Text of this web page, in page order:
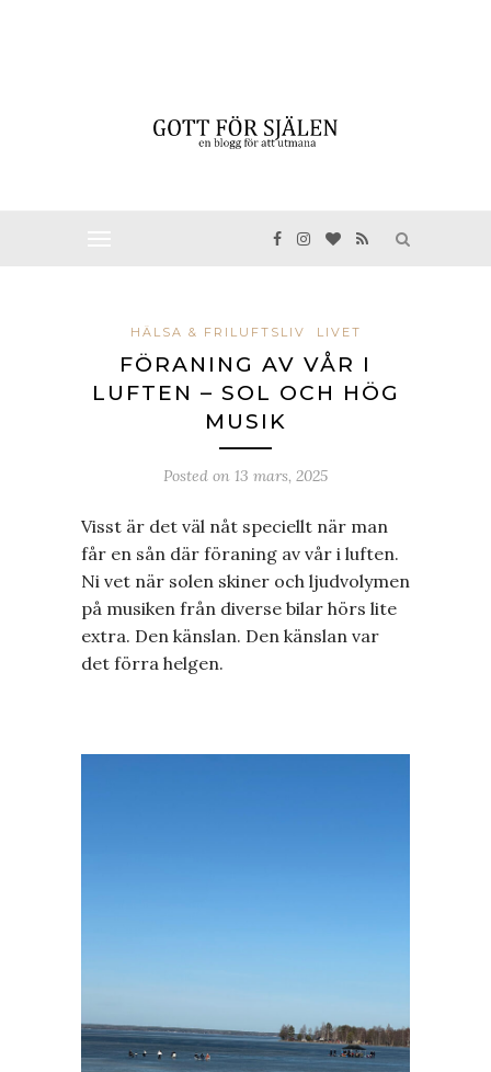
HÄLSA & FRILUFTSLIV LIVET
FÖRANING AV VÅR I
LUFTEN – SOL OCH HÖG
MUSIK
Posted on 13 mars, 2025
Visst är det väl nåt speciellt när man
får en sån där föraning av vår i luften.
Ni vet när solen skiner och ljudvolymen
på musiken från diverse bilar hörs lite
extra. Den känslan. Den känslan var
det förra helgen.